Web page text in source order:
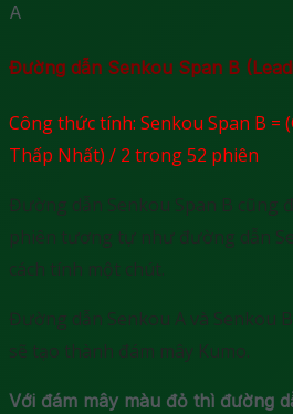
Đường dẫn Senkou Span B
Công thức tính: Senkou Span B =
Thấp Nhất) / 2 trong 52 phiên
Đường dẫn Senkou Span B cũng
phiên tương tự như đường dẫn
cách tính một chút.
Đường dẫn Senkou A và Senkou
sẽ tạo thành đám mây Kumo.
Với đám mây màu đỏ thì đường